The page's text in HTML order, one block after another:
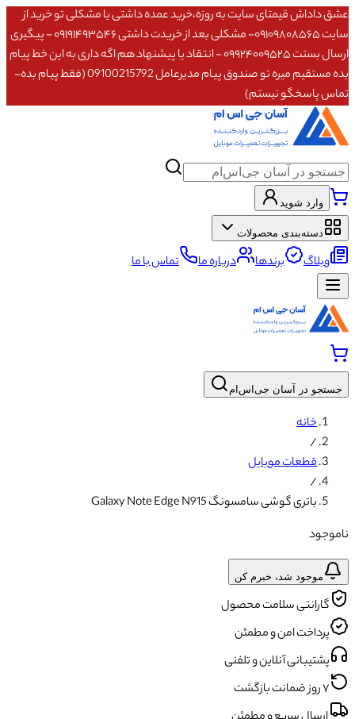
عشق داداش قیمتای سایت به روزه،خرید عمده داشتی یا مشکلی تو خرید از
سایت ۰۹۱۰۹۸۰۸۵۶۵- مشکلی بعد از خریدت داشتی ۰۹۱۹۱۴۹۳۵۴۶ - پیگیری
ارسال بستت ۰۹۹۲۴۰۰۹۵۲۵ - انتقاد یا پیشنهاد هم اگه داری به این خط پیام
بده مستقیم میره تو صندوق پیام مدیرعامل 09100215792 (فقط پیام بده-
تماس پاسخگو نیستم)
وارد شوید
دسته‌بندی محصولات
وبلاگ برندها درباره ما تماس با ما
جستجو در آسان جی‌اس‌ام
خانه
/
قطعات موبایل
/
باتری گوشی سامسونگ Galaxy Note Edge N915
ناموجود
موجود شد، خبرم کن
گارانتی سلامت محصول
پرداخت امن و مطمئن
پشتیبانی آنلاین و تلفنی
۷ روز ضمانت بازگشت